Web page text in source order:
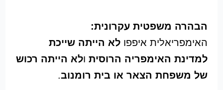
הבהרה משפטית עקרונית:
האימפריאלית איפפו לא הייתה שייכת
למדינת האימפריה הרוסיתולא הייתה רכוש
של משפחת הצאר או בית רומנוב.